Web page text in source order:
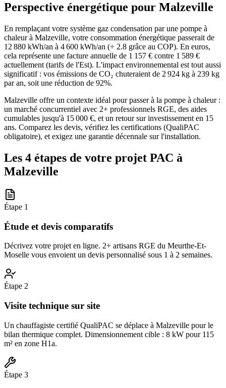
Perspective énergétique pour Malzeville
En remplaçant votre système gaz condensation par une pompe à
chaleur à Malzeville, votre consommation énergétique passerait de
12 880 kWh/an à 4 600 kWh/an (÷ 2.8 grâce au COP). En euros,
cela représente une facture annuelle de 1 157 € contre 1 589 €
actuellement (tarifs de l'Est). L'impact environnemental est tout aussi
significatif : vos émissions de CO₂ chuteraient de 2 924 kg à 239 kg
par an, soit une réduction de 92%.
Malzeville offre un contexte idéal pour passer à la pompe à chaleur :
un marché concurrentiel avec 2+ professionnels RGE, des aides
cumulables jusqu'à 15 000 €, et un retour sur investissement en 15
ans. Comparez les devis, vérifiez les certifications (QualiPAC
obligatoire), et exigez une garantie décennale sur l'installation.
Les 4 étapes de votre projet PAC à
Malzeville
Étape 1
Étude et devis comparatifs
Décrivez votre projet en ligne. 2+ artisans RGE du Meurthe-Et-
Moselle vous envoient un devis personnalisé sous 1 à 2 semaines.
Étape 2
Visite technique sur site
Un chauffagiste certifié QualiPAC se déplace à Malzeville pour le
bilan thermique complet. Dimensionnement cible : 8 kW pour 115
m² en zone H1a.
Étape 3